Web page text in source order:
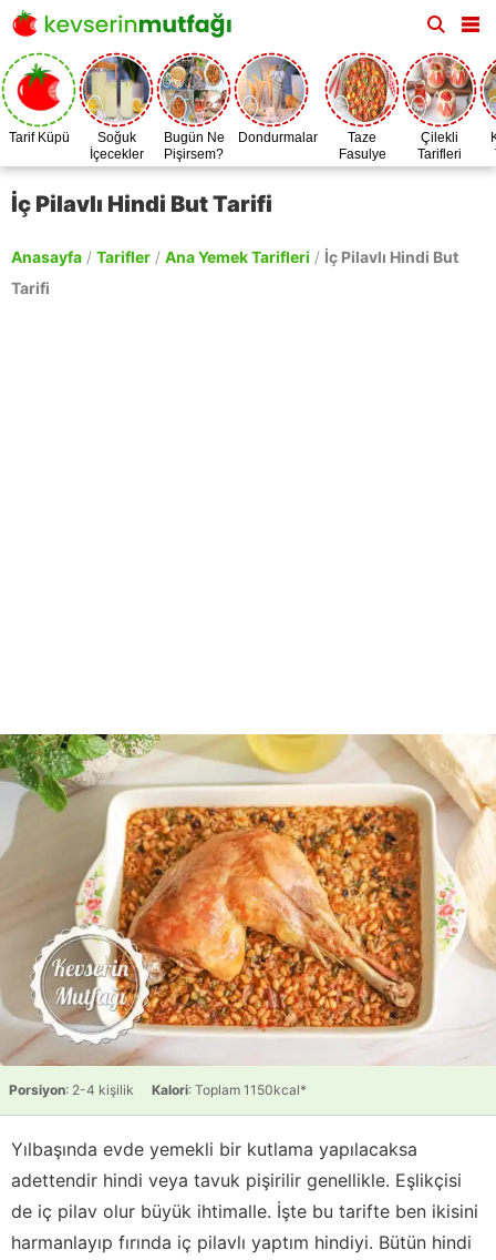
Tarif Küpü
Soğuk
İçecekler
Bugün Ne
Pişirsem?
Dondurmalar
Taze
Fasulye
Zamanı
Çilekli
Tarifleri
İç Pilavlı Hindi But Tarifi
Anasayfa / Tarifler / Ana Yemek Tarifleri / İç Pilavlı Hindi But
Tarifi
Porsiyon: 2-4 kişilik Kalori: Toplam 1150kcal*
Yılbaşında evde yemekli bir kutlama yapılacaksa
adettendir hindi veya tavuk pişirilir genellikle. Eşlikçisi
de iç pilav olur büyük ihtimalle. İşte bu tarifte ben ikisini
harmanlayıp fırında iç pilavlı yaptım hindiyi. Bütün hindi